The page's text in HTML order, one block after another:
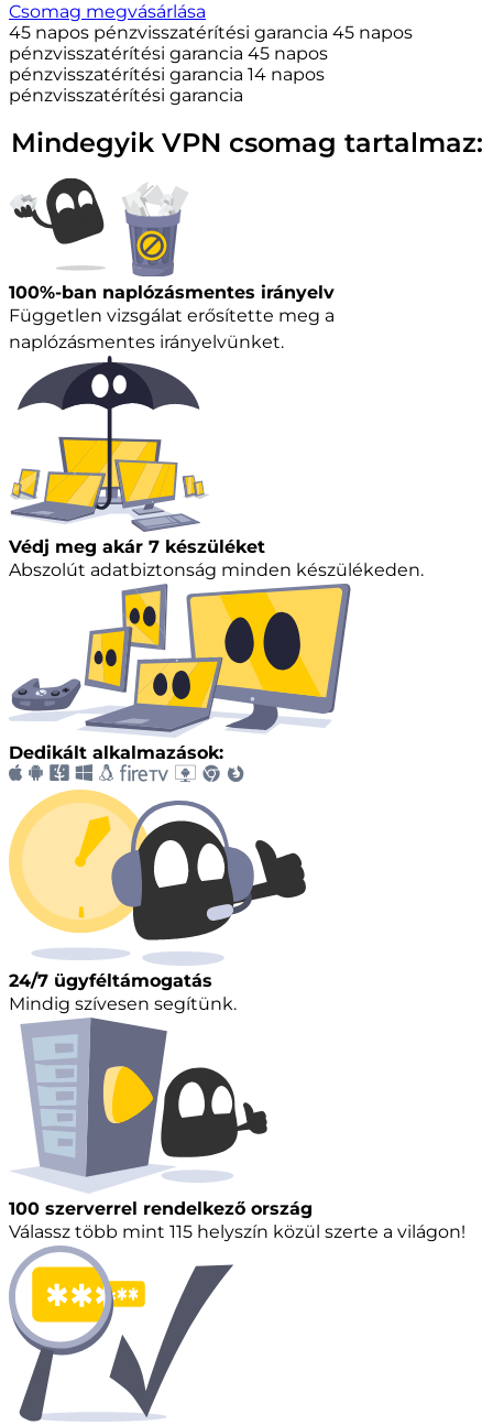
Csomag megvásárlása
45 napos pénzvisszatérítési garancia 45 napos
pénzvisszatérítési garancia 45 napos
pénzvisszatérítési garancia 14 napos
pénzvisszatérítési garancia
Mindegyik VPN csomag tartalmaz:
100%-ban naplózásmentes irányelv
Független vizsgálat erősítette meg a
naplózásmentes irányelvünket.
Védj meg akár 7 készüléket
Abszolút adatbiztonság minden készülékeden.
Dedikált alkalmazások:
24/7 ügyféltámogatás
Mindig szívesen segítünk.
100 szerverrel rendelkező ország
Válassz több mint 115 helyszín közül szerte a világon!